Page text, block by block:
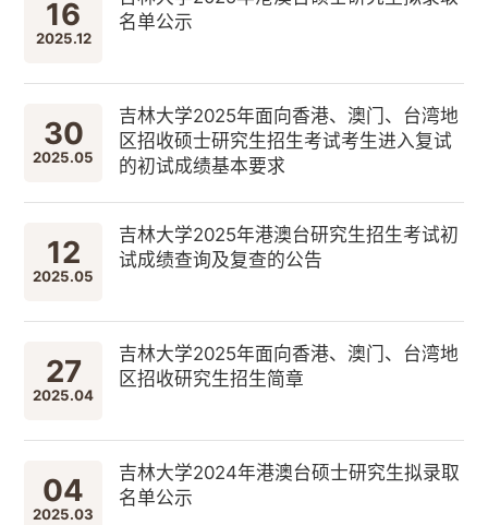
16
2025.12
名单公示
30
2025.05
吉林大学2025年面向香港、澳门、台湾地
区招收硕士研究生招生考试考生进入复试
的初试成绩基本要求
12
2025.05
吉林大学2025年港澳台研究生招生考试初
试成绩查询及复查的公告
27
2025.04
吉林大学2025年面向香港、澳门、台湾地
区招收研究生招生简章
04
2025.03
吉林大学2024年港澳台硕士研究生拟录取
名单公示